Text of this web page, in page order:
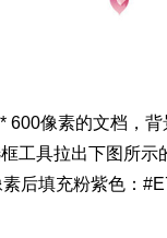
600像素的文档，
工具拉出下图所示
后填充粉紫色：